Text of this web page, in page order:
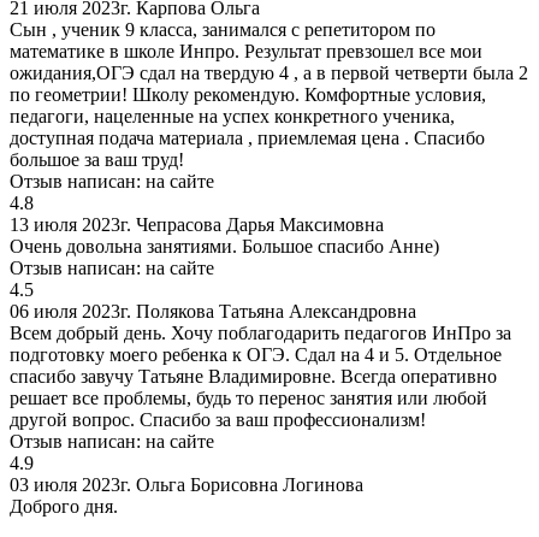
21 июля 2023г. Карпова Ольга
Сын , ученик 9 класса, занимался с репетитором по
математике в школе Инпро. Результат превзошел все мои
ожидания,ОГЭ сдал на твердую 4 , а в первой четверти была 2
по геометрии! Школу рекомендую. Комфортные условия,
педагоги, нацеленные на успех конкретного ученика,
доступная подача материала , приемлемая цена . Спасибо
большое за ваш труд!
Отзыв написан: на сайте
4.8
13 июля 2023г. Чепрасова Дарья Максимовна
Очень довольна занятиями. Большое спасибо Анне)
Отзыв написан: на сайте
4.5
06 июля 2023г. Полякова Татьяна Александровна
Всем добрый день. Хочу поблагодарить педагогов ИнПро за
подготовку моего ребенка к ОГЭ. Сдал на 4 и 5. Отдельное
спасибо завучу Татьяне Владимировне. Всегда оперативно
решает все проблемы, будь то перенос занятия или любой
другой вопрос. Спасибо за ваш профессионализм!
Отзыв написан: на сайте
4.9
03 июля 2023г. Ольга Борисовна Логинова
Доброго дня.